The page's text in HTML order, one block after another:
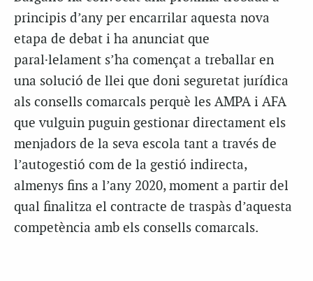
principis d’any per encarrilar aquesta nova
etapa de debat i ha anunciat que
paral·lelament s’ha començat a treballar en
una solució de llei que doni seguretat jurídica
als consells comarcals perquè les AMPA i AFA
que vulguin puguin gestionar directament els
menjadors de la seva escola tant a través de
l’autogestió com de la gestió indirecta,
almenys fins a l’any 2020, moment a partir del
qual finalitza el contracte de traspàs d’aquesta
competència amb els consells comarcals.